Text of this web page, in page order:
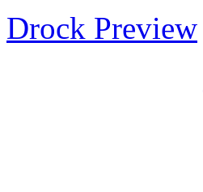
Drock Preview